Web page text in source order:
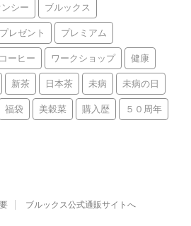
シー ブルックス
プレゼント プレミアム
ーヒー ワークショップ 健康
新茶 日本茶 未病 未病の日
福袋 美穀菜 購入歴 ５０周年
ブルックス公式通販サイトへ